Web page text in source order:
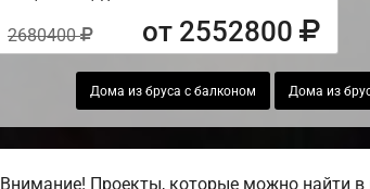
2680400 от 2552800
Дома из бруса с балконом Дома из
Внимание! Проекты, которые можно найти